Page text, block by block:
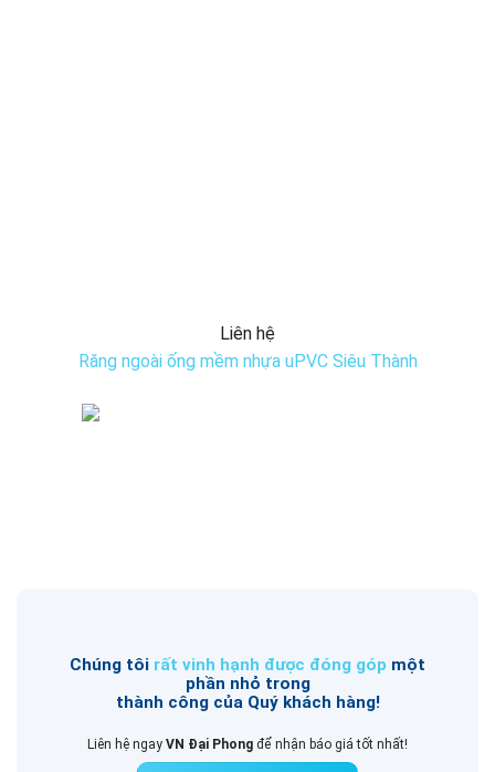
Liên hệ
Răng ngoài ống mềm nhựa uPVC Siêu Thành
Chúng tôi rất vinh hạnh được đóng góp một
phần nhỏ trong
thành công của Quý khách hàng!
Liên hệ ngay VN Đại Phong để nhận báo giá tốt nhất!